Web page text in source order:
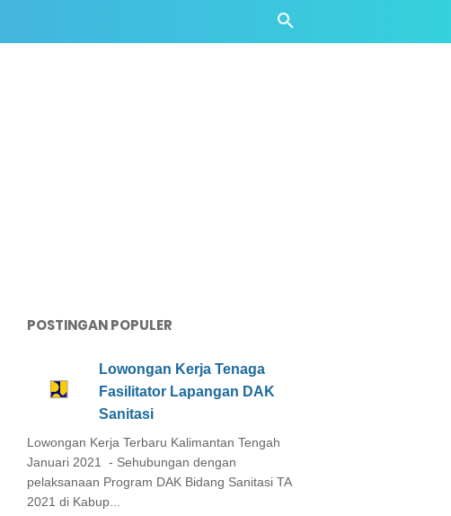
POSTINGAN POPULER
Lowongan Kerja Tenaga
Fasilitator Lapangan DAK
Sanitasi
Lowongan Kerja Terbaru Kalimantan Tengah
Januari 2021 - Sehubungan dengan
pelaksanaan Program DAK Bidang Sanitasi TA
2021 di Kabup...